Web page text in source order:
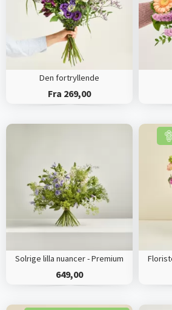
Den fortryllende
Fra 269,00
Solrige lilla nuancer - Premium
649,00